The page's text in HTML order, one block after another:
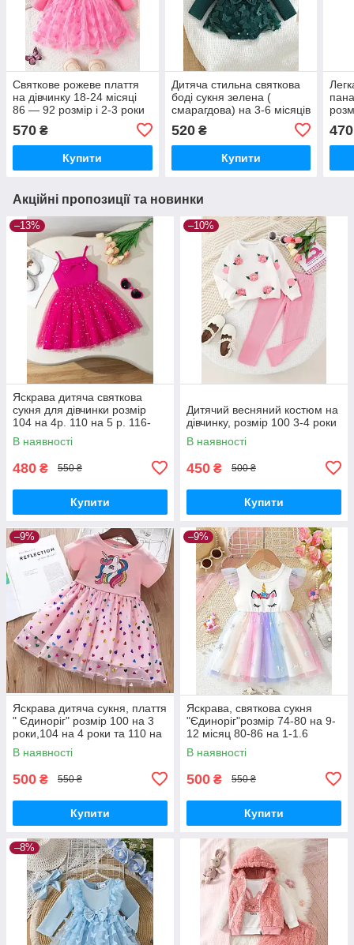
Святкове рожеве плаття
на дівчинку 18-24 місяці
86 — 92 розмір і 2-3 роки
570 ₴
Купити
Дитяча стильна святкова
боді сукня зелена (
смарагдова) на 3-6 місяців
розмір 62-68,68-74 на 6-9
місяців та 74-80 на 9-12
місяців
520₴
Купити
470
Акційні пропозиції та новинки
–13%
Яскрава дитяча святкова
сукня для дівчинки розмір
104 на 4р. 110 на 5 р. 116-
122 на 6-7р.
В наявності
480 ₴ 550 ₴
Купити
–10%
Дитячий весняний костюм на
дівчинку, розмір 100 3-4 роки
В наявності
450 ₴ 500 ₴
Купити
–9%
Яскрава дитяча сукня, плаття
" Єдиноріг" розмір 100 на 3
роки,104 на 4 роки та 110 на
5 років
В наявності
500 ₴ 550 ₴
Купити
–9%
Яскрава, святкова сукня
"Єдиноріг"розмір 74-80 на 9-
12 місяц 80-86 на 1-1.6
років,розмір 86-92 на 1.6-2
роки та 92-98 на 2-3 роки
В наявності
500 ₴ 550 ₴
Купити
–8%